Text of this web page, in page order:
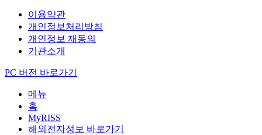
이용약관
개인정보처리방침
개인정보 재동의
기관소개
PC 버전 바로가기
메뉴
홈
MyRISS
해외전자정보 바로가기